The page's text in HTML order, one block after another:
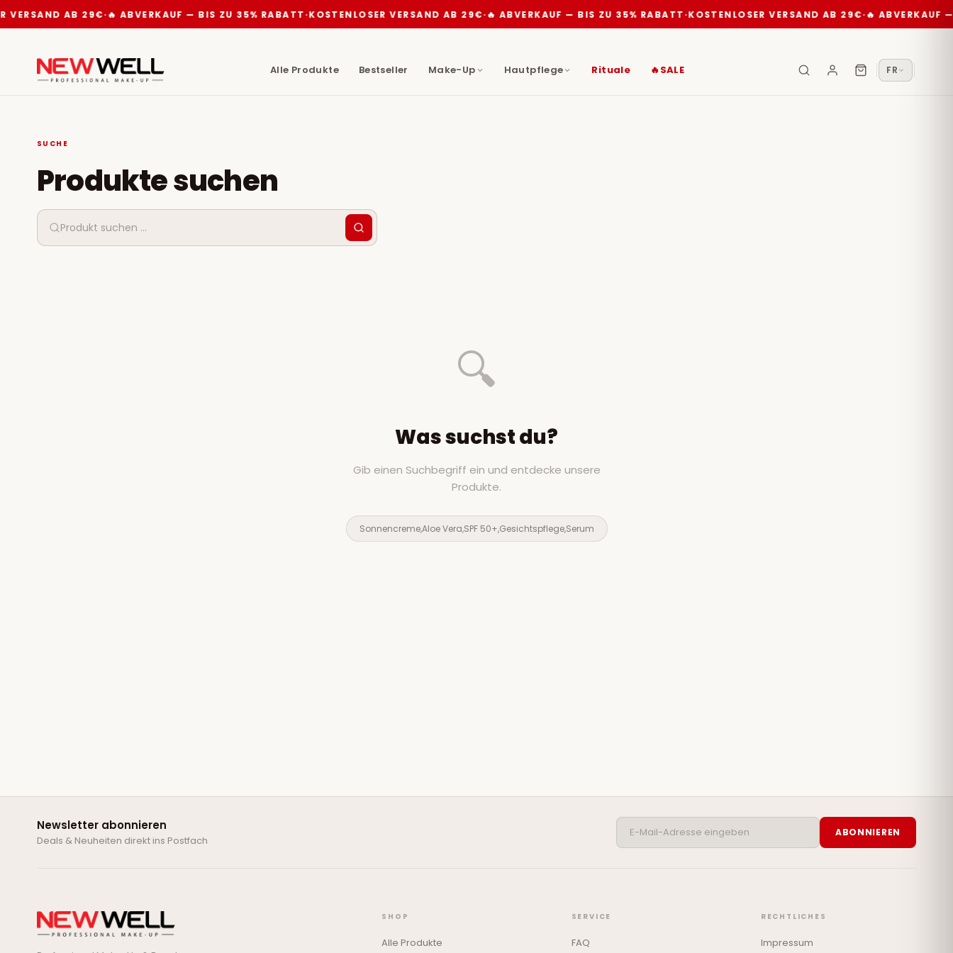
VERSAND AB 29€·🔥 ABVERKAUF — BIS ZU 35% RABATT·KOSTENLOSER VERSAND AB 29€·🔥 ABVERKAUF — BIS ZU 35% RABATT·KOSTENLOSER VERSAND AB 29€·🔥 ABVERKAUF —
Alle Produkte Bestseller Make-Up Hautpflege Rituale 🔥SALE FR
SUCHE
Produkte suchen
🔍
Was suchst du?
Gib einen Suchbegriff ein und entdecke unsere
Produkte.
Sonnencreme,Aloe Vera,SPF 50+,Gesichtspflege,Serum
Newsletter abonnieren
Deals & Neuheiten direkt ins Postfach
ABONNIEREN
SHOP
Alle Produkte
SERVICE
FAQ
RECHTLICHES
Impressum